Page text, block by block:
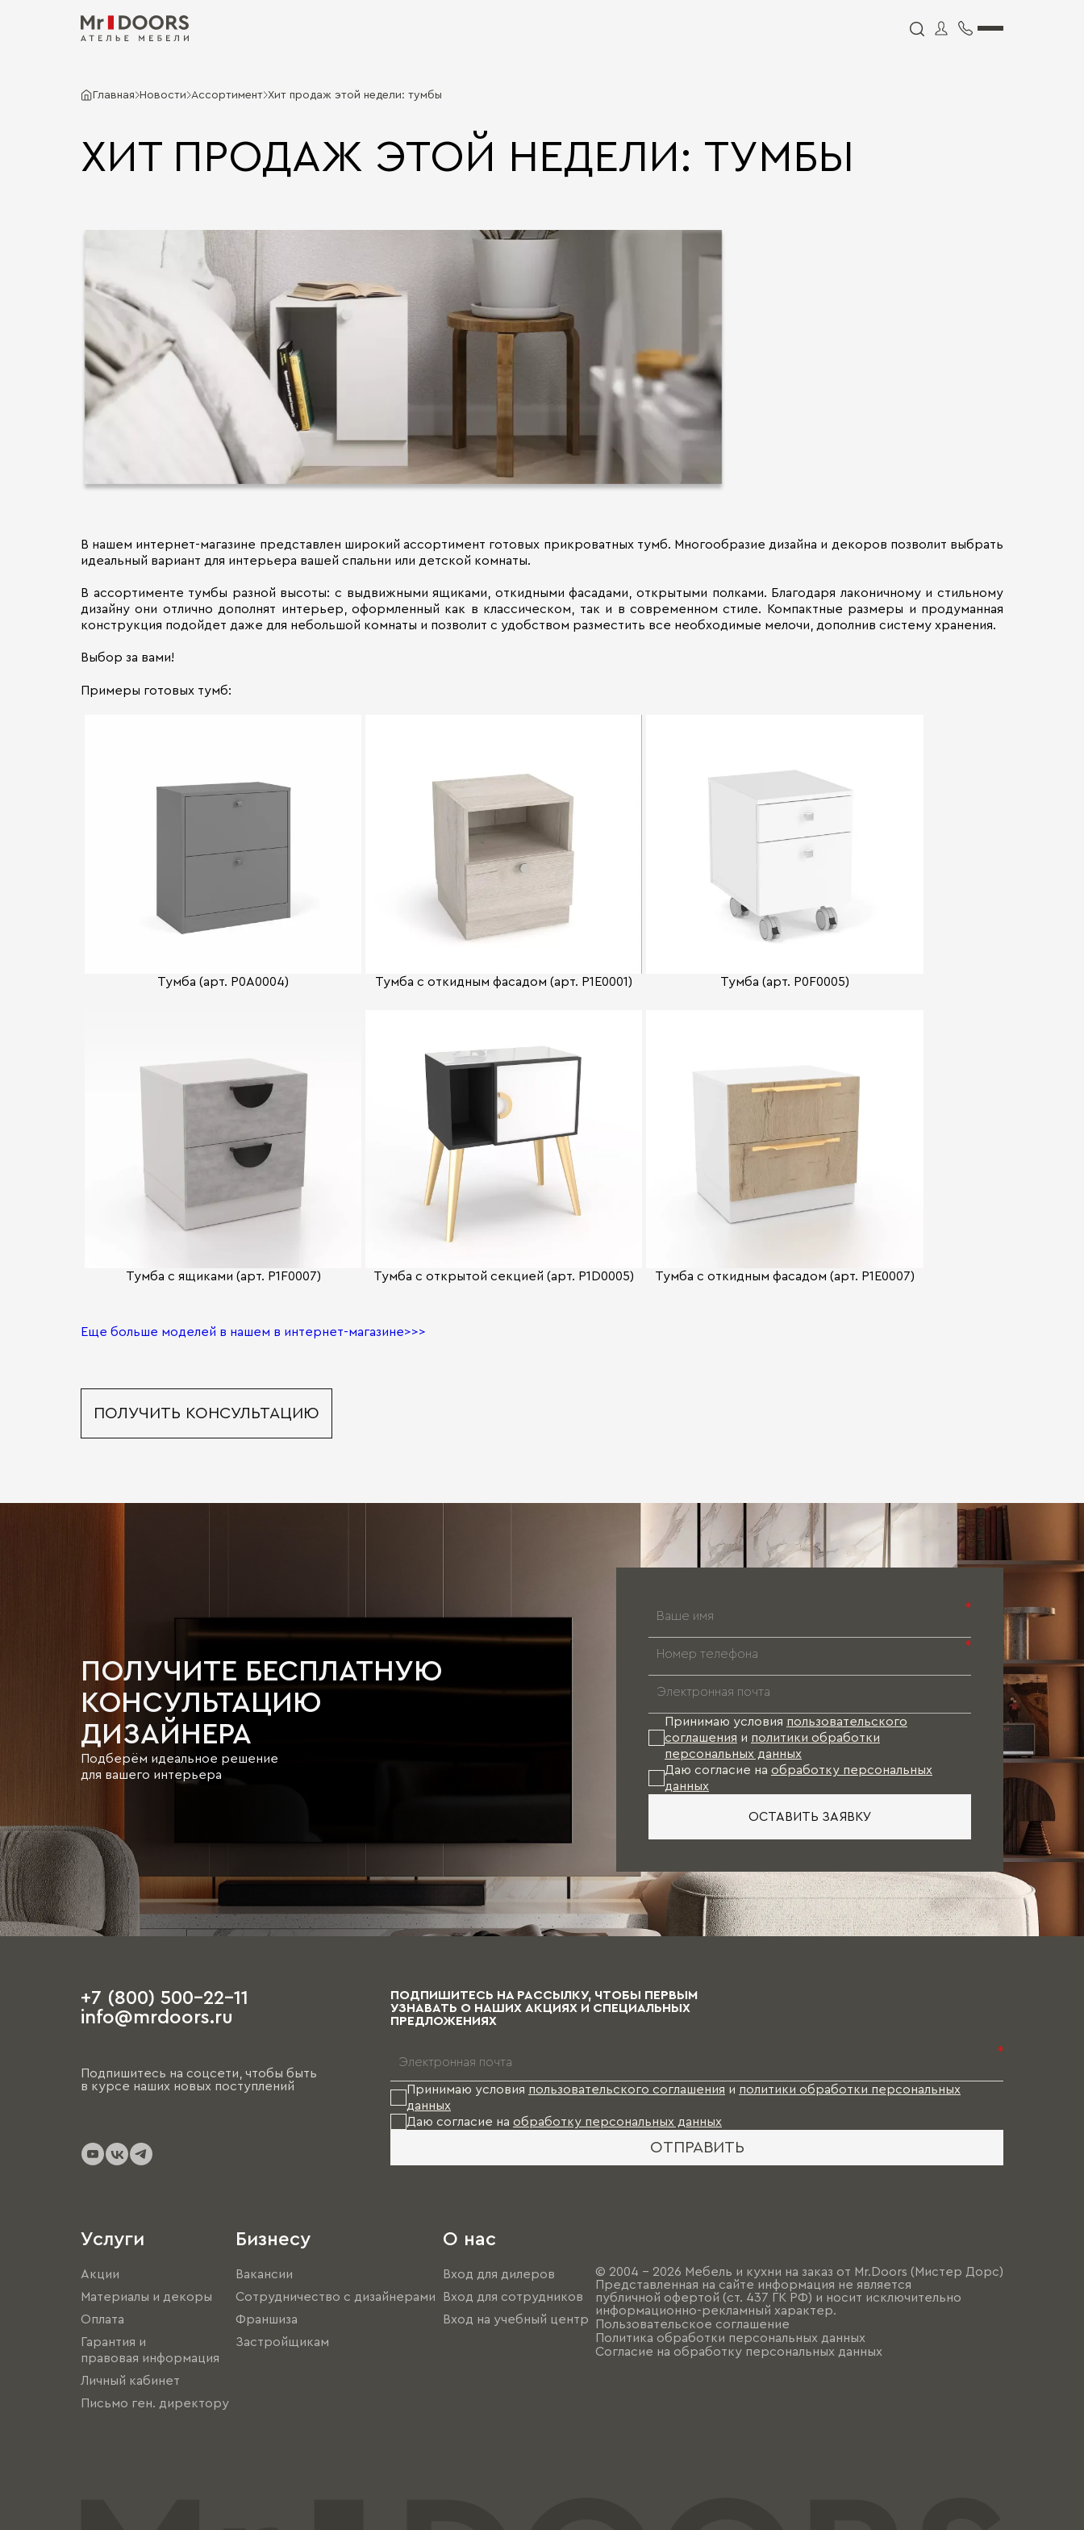
Главная Новости Ассортимент Хит продаж этой недели: тумбы
ХИТ ПРОДАЖ ЭТОЙ НЕДЕЛИ: ТУМБЫ
В нашем интернет-магазине представлен широкий ассортимент готовых прикроватных тумб. Многообразие дизайна и декоров позволит выбрать
идеальный вариант для интерьера вашей спальни или детской комнаты.
В ассортименте тумбы разной высоты: с выдвижными ящиками, откидными фасадами, открытыми полками. Благодаря лаконичному и стильному
дизайну они отлично дополнят интерьер, оформленный как в классическом, так и в современном стиле. Компактные размеры и продуманная
конструкция подойдет даже для небольшой комнаты и позволит с удобством разместить все необходимые мелочи, дополнив систему хранения.
Выбор за вами!
Примеры готовых тумб:
Тумба (арт. P0A0004) Тумба с откидным фасадом (арт. P1E0001) Тумба (арт. P0F0005)
Тумба с ящиками (арт. P1F0007) Тумба с открытой секцией (арт. P1D0005) Тумба с откидным фасадом (арт. P1E0007)
Еще больше моделей в нашем в интернет-магазине>>>
ПОЛУЧИТЬ КОНСУЛЬТАЦИЮ
ПОЛУЧИТЕ БЕСПЛАТНУЮ
КОНСУЛЬТАЦИЮ
ДИЗАЙНЕРА
Подберём идеальное решение
для вашего интерьера
*
*
Принимаю условия пользовательского
соглашения и политики обработки
персональных данных
Даю согласие на обработку персональных
данных
ОСТАВИТЬ ЗАЯВКУ
+7 (800) 500-22-11
info@mrdoors.ru
Подпишитесь на соцсети, чтобы быть
в курсе наших новых поступлений
ПОДПИШИТЕСЬ НА РАССЫЛКУ, ЧТОБЫ ПЕРВЫМ
УЗНАВАТЬ О НАШИХ АКЦИЯХ И СПЕЦИАЛЬНЫХ
ПРЕДЛОЖЕНИЯХ
*
Принимаю условия пользовательского соглашения и политики обработки персональных
данных
Даю согласие на обработку персональных данных
ОТПРАВИТЬ
Услуги
Акции
Материалы и декоры
Оплата
Гарантия и
правовая информация
Личный кабинет
Письмо ген. директору
Бизнесу
Вакансии
Сотрудничество с дизайнерами
Франшиза
Застройщикам
О нас
Вход для дилеров
Вход для сотрудников
Вход на учебный центр
© 2004 - 2026 Мебель и кухни на заказ от Mr.Doors (Мистер Дорс)
Представленная на сайте информация не является
публичной офертой (ст. 437 ГК РФ) и носит исключительно
информационно-рекламный характер.
Пользовательское соглашение
Политика обработки персональных данных
Согласие на обработку персональных данных